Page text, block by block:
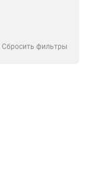
Сбросить фильтры